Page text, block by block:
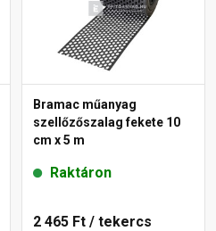
Bramac műanyag
szellőzőszalag fekete 10
cm x 5 m
Raktáron
2 465 Ft / tekercs